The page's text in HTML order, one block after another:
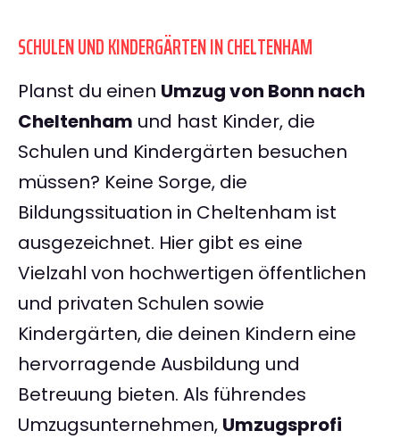
SCHULEN UND KINDERGÄRTEN IN CHELTENHAM
Planst du einen Umzug von Bonn nach
Cheltenham und hast Kinder, die
Schulen und Kindergärten besuchen
müssen? Keine Sorge, die
Bildungssituation in Cheltenham ist
ausgezeichnet. Hier gibt es eine
Vielzahl von hochwertigen öffentlichen
und privaten Schulen sowie
Kindergärten, die deinen Kindern eine
hervorragende Ausbildung und
Betreuung bieten. Als führendes
Umzugsunternehmen, Umzugsprofi